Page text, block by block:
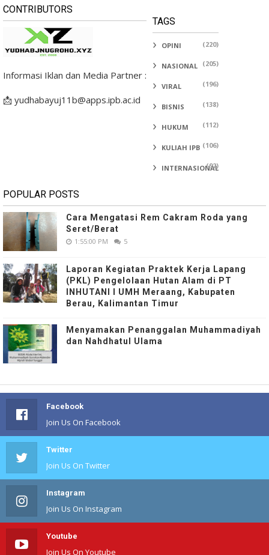
CONTRIBUTORS
Informasi Iklan dan Media Partner :
📩 yudhabayuj11b@apps.ipb.ac.id
TAGS
OPINI (220)
NASIONAL (205)
VIRAL (196)
BISNIS (138)
HUKUM (112)
KULIAH IPB (106)
INTERNASIONAL
(92)
POPULAR POSTS
Cara Mengatasi Rem Cakram Roda yang
Seret/Berat
1:55:00 PM 5
Laporan Kegiatan Praktek Kerja Lapang
(PKL) Pengelolaan Hutan Alam di PT
INHUTANI I UMH Meraang, Kabupaten
Berau, Kalimantan Timur
Menyamakan Penanggalan Muhammadiyah
dan Nahdhatul Ulama
Facebook
Join Us On Facebook
Twitter
Join Us On Twitter
Instagram
Join Us On Instagram
Youtube
Join Us On Youtube